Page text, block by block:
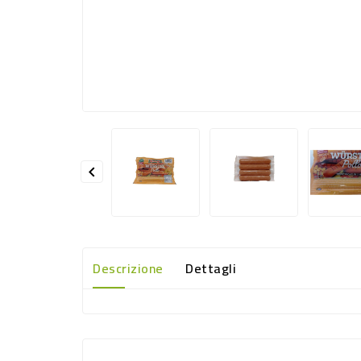

Descrizione Dettagli